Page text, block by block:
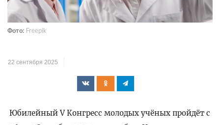
Фото: Freepik
22 сентября 2025
Юбилейный V Конгресс молодых учёных пройдёт с